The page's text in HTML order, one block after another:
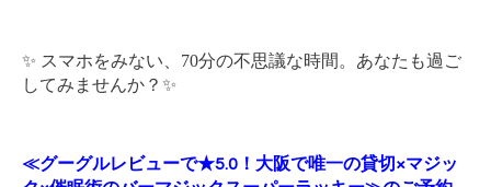
✨ スマホをみない、70分の不思議な時間。あなたも過ご
してみませんか？✨
≪グーグルレビューで★5.0！大阪で唯一の貸切×マジッ